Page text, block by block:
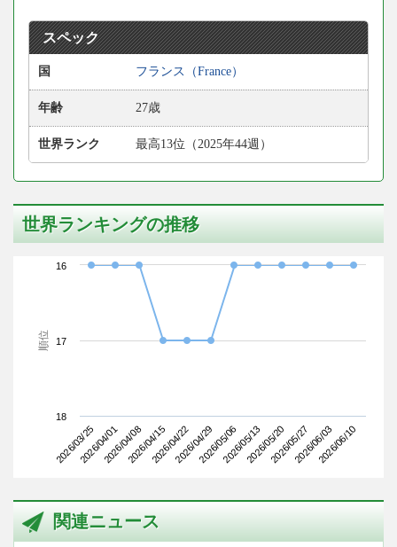
スペック
国 フランス（France）
年齢 27歳
世界ランク 最高13位（2025年44週）
世界ランキングの推移
順位
2026/03/252026/04/012026/04/082026/04/152026/04/222026/04/292026/05/062026/05/132026/05/202026/05/272026/06/032026/06/10
16
17
18
関連ニュース